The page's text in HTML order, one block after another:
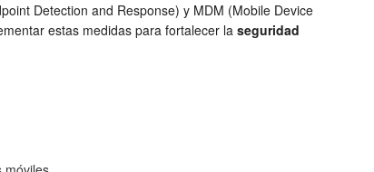
Detection and Response) y MDM (Mobile Device
estas medidas para fortalecer laseguridad